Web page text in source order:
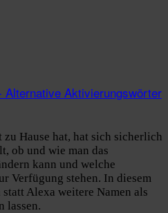
Hause hat, hat sich sicherlich
ob und wie man das
kann und welche
Verfügung stehen. In diesem
Alexa weitere Namen als
lassen.